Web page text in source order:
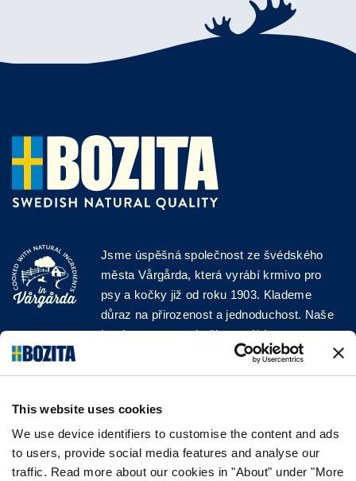
This website uses cookies
We use device identifiers to customise the content and ads
to users, provide social media features and analyse our
traffic. Read more about our cookies in "About" under "More
Jsme úspěšná společnost ze švédského
města Vårgårda, která vyrábí krmivo pro
psy a kočky již od roku 1903. Klademe
důraz na přirozenost a jednoduchost. Naše
krmiva pro psy a kočky vyrábíme z vysoce
kvalitních surovin a bez jakýchkoli přísad!
SÍTÍCH